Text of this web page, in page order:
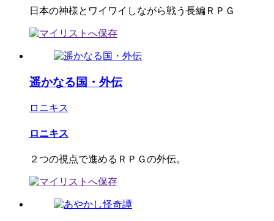
日本の神様とワイワイしながら戦う長編ＲＰＧ
遥かなる国・外伝
ロニキス
ロニキス
２つの視点で進めるＲＰＧの外伝。